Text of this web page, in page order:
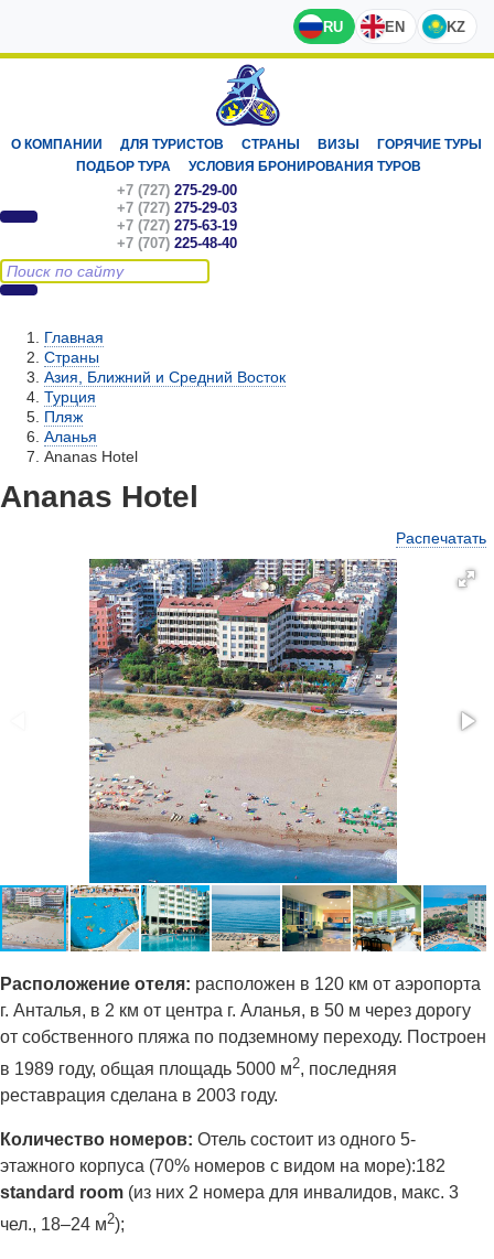
RU EN KZ
О КОМПАНИИ ДЛЯ ТУРИСТОВ СТРАНЫ ВИЗЫ
ГОРЯЧИЕ ТУРЫ
ПОДБОР ТУРА
УСЛОВИЯ БРОНИРОВАНИЯ ТУРОВ
+7 (727) 275-29-00
+7 (727) 275-29-03
+7 (727) 275-63-19
+7 (707) 225-48-40
Главная
Страны
Азия, Ближний и Средний Восток
Турция
Пляж
Аланья
Ananas Hotel
Ananas Hotel
Распечатать
Расположение отеля: расположен в 120 км от аэропорта
г. Анталья, в 2 км от центра г. Аланья, в 50 м через дорогу
от собственного пляжа по подземному переходу. Построен
в 1989 году, общая площадь 5000 м2, последняя
реставрация сделана в 2003 году.
Количество номеров: Отель состоит из одного 5-
этажного корпуса (70% номеров с видом на море):182
standard room (из них 2 номера для инвалидов, макс. 3
чел., 18–24 м2);